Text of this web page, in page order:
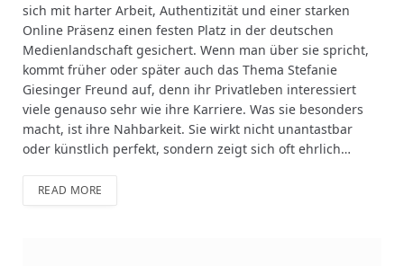
sich mit harter Arbeit, Authentizität und einer starken
Online Präsenz einen festen Platz in der deutschen
Medienlandschaft gesichert. Wenn man über sie spricht,
kommt früher oder später auch das Thema Stefanie
Giesinger Freund auf, denn ihr Privatleben interessiert
viele genauso sehr wie ihre Karriere. Was sie besonders
macht, ist ihre Nahbarkeit. Sie wirkt nicht unantastbar
oder künstlich perfekt, sondern zeigt sich oft ehrlich…
READ MORE